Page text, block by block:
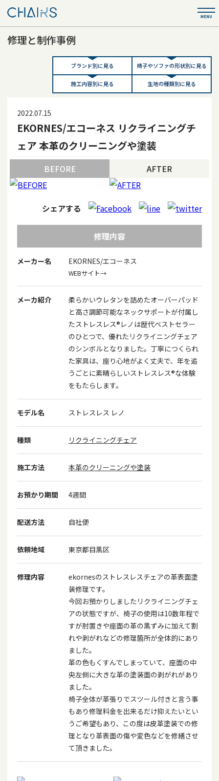
修理と制作事例
ブランド別に見る 椅子やソファの形状別に見る
施工内容別に見る 生地の種類別に見る
2022.07.15
EKORNES/エコーネス リクライニングチ
ェア 本革のクリーニングや塗装
BEFORE AFTER
シェアする
修理内容
メーカー名 EKORNES/エコーネス
WEBサイト→
メーカ紹介
柔らかいウレタンを詰めたオーバーパッド
と高さ調節可能なネックサポートが付属し
たストレスレス®レノは歴代ベストセラー
のひとつで、優れたリクライニングチェア
のシンボルとなりました。丁寧につくられ
た家具は、座り心地がよく丈夫で、年を追
うごとに素晴らしいストレスレス®な体験
をもたらします。
モデル名 ストレスレス レノ
種類 リクライニングチェア
施工方法 本革のクリーニングや塗装
お預かり期間 4週間
配送方法 自社便
依頼地域 東京都目黒区
修理内容
ekornesのストレスレスチェアの革表面塗
装修理です。
今回お預かりしましたリクライニングチェ
アの状態ですが、椅子の使用は10数年程で
すが肘置きや座面の革の黒ずみに加えて割
れや剥がれなどの修理箇所が全体的にあり
ました。
革の色もくすんでしまっていて、座面の中
央左側に大きな革の塗装面の剥がれがあり
ました。
椅子全体が革張りでスツール付きと言う事
もあり修理料金を出来るだけ抑えたいとい
うご希望もあり、この度は皮革塗装での修
理となり革表面の傷や変色などを修繕させ
て頂きました。